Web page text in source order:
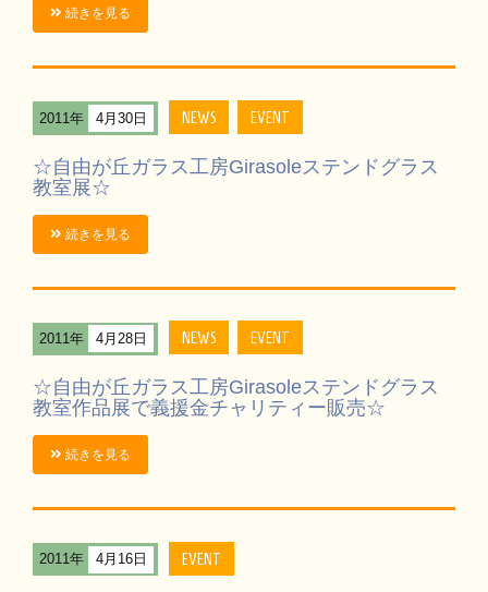
続きを見る
2011年 4月30日 NEWS EVENT
☆自由が丘ガラス工房Girasoleステンドグラス
教室展☆
続きを見る
2011年 4月28日 NEWS EVENT
☆自由が丘ガラス工房Girasoleステンドグラス
教室作品展で義援金チャリティー販売☆
続きを見る
2011年 4月16日 EVENT